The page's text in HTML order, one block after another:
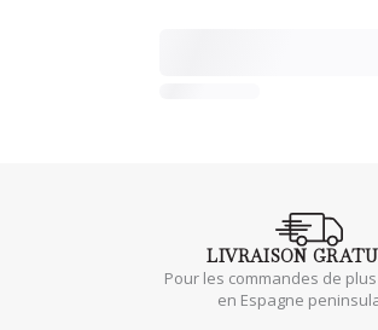
LIVRAISON
Pour les commandes de plus
en Espagne